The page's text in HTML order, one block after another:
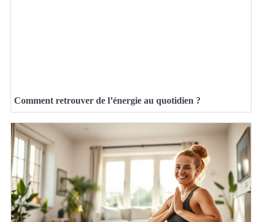
Comment retrouver de l’énergie au quotidien ?